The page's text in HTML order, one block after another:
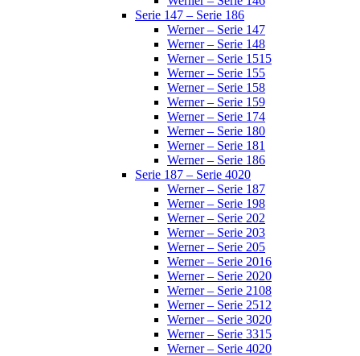
Serie 147 – Serie 186
Werner – Serie 147
Werner – Serie 148
Werner – Serie 1515
Werner – Serie 155
Werner – Serie 158
Werner – Serie 159
Werner – Serie 174
Werner – Serie 180
Werner – Serie 181
Werner – Serie 186
Serie 187 – Serie 4020
Werner – Serie 187
Werner – Serie 198
Werner – Serie 202
Werner – Serie 203
Werner – Serie 205
Werner – Serie 2016
Werner – Serie 2020
Werner – Serie 2108
Werner – Serie 2512
Werner – Serie 3020
Werner – Serie 3315
Werner – Serie 4020